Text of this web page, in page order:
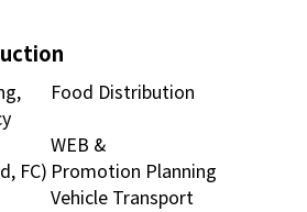
Food Distribution
FC)
WEB &
Promotion Planning
Vehicle Transport